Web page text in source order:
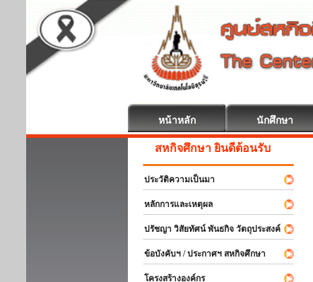
หน้าหลัก นักศึกษา
สหกิจศึกษา ยินดีต้อนรับ
ประวัติความเป็นมา
หลักการและเหตุผล
ปรัชญา วิสัยทัศน์ พันธกิจ วัตถุประสงค์
ข้อบังคับฯ / ประกาศฯ สหกิจศึกษา
โครงสร้างองค์กร